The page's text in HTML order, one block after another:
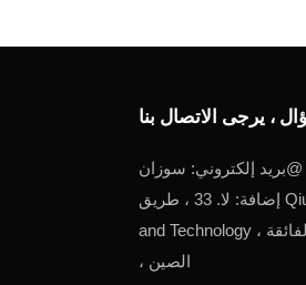
بريد إلكتروني:سوزان@
إضافة: لا. 33 ، طريق Qiuju ، حديقة Baiyan Science
and Technology ، منطقة التكنولوجيا الفائقة ، Hefei
، الصين